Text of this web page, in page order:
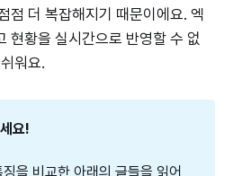
점 더 복잡해지기 때문이에요. 엑
현황을 실시간으로 반영할 수 없
워요.
요!
을 비교한 아래의 글들을 읽어